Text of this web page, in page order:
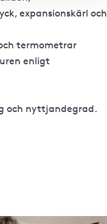
expansionskärl och
termometrar
enligt
och nyttjandegrad.